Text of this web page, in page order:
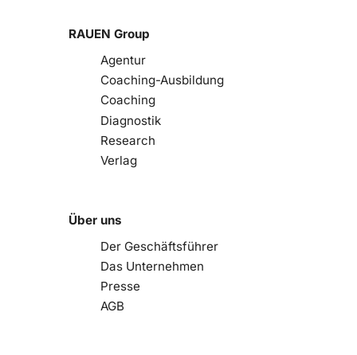
RAUEN Group
Agentur
Coaching-Ausbildung
Coaching
Diagnostik
Research
Verlag
Über uns
Der Geschäftsführer
Das Unternehmen
Presse
AGB